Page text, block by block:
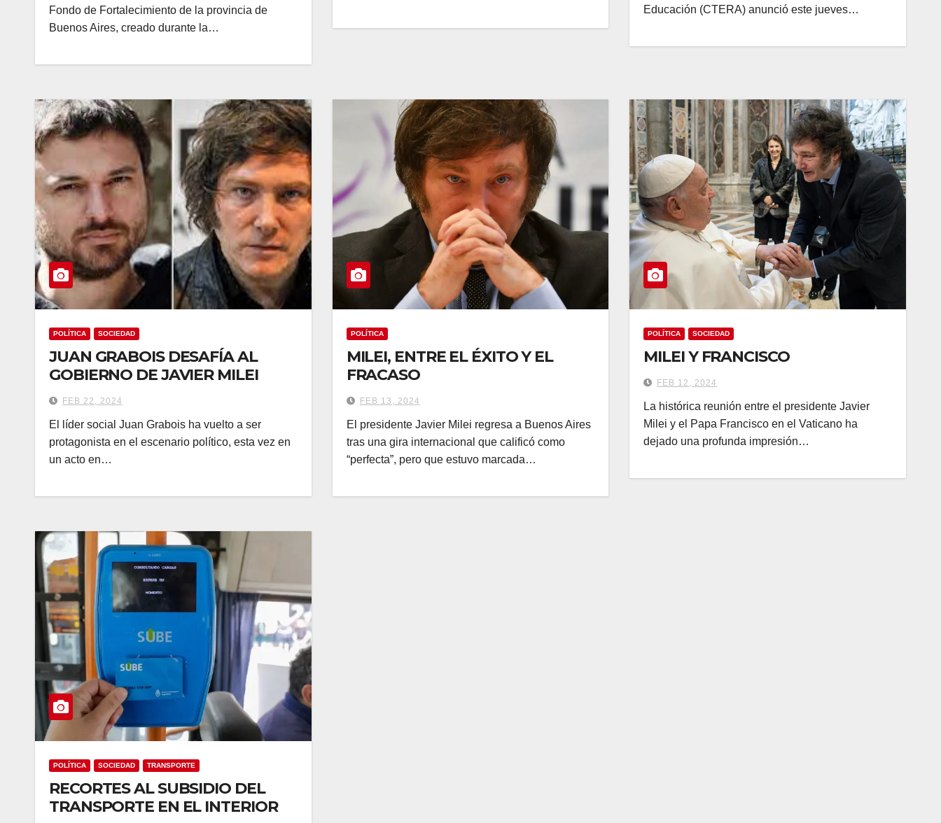
Fondo de Fortalecimiento de la provincia de
Buenos Aires, creado durante la…
Educación (CTERA) anunció este jueves…
POLÍTICA SOCIEDAD
JUAN GRABOIS DESAFÍA AL
GOBIERNO DE JAVIER MILEI
FEB 22, 2024
El líder social Juan Grabois ha vuelto a ser
protagonista en el escenario político, esta vez en
un acto en…
POLÍTICA
MILEI, ENTRE EL ÉXITO Y EL
FRACASO
FEB 13, 2024
El presidente Javier Milei regresa a Buenos Aires
tras una gira internacional que calificó como
“perfecta”, pero que estuvo marcada…
POLÍTICA SOCIEDAD
MILEI Y FRANCISCO
FEB 12, 2024
La histórica reunión entre el presidente Javier
Milei y el Papa Francisco en el Vaticano ha
dejado una profunda impresión…
POLÍTICA SOCIEDAD TRANSPORTE
RECORTES AL SUBSIDIO DEL
TRANSPORTE EN EL INTERIOR